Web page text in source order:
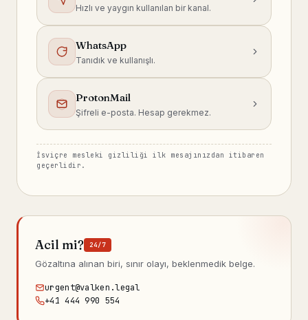
Hızlı ve yaygın kullanılan bir kanal.
WhatsApp
Tanıdık ve kullanışlı.
ProtonMail
Şifreli e-posta. Hesap gerekmez.
İsviçre mesleki gizliliği ilk mesajınızdan itibaren
geçerlidir.
Acil mi? 24/7
Gözaltına alınan biri, sınır olayı, beklenmedik belge.
urgent@valken.legal
+41 444 990 554